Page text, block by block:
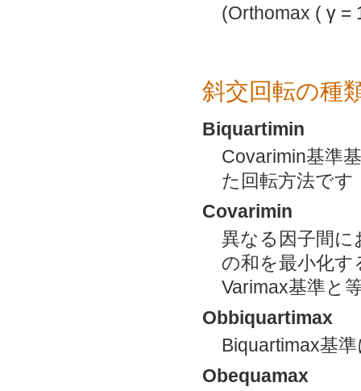
(Orthomax ( γ =
斜交回転の種
Biquartimin
Covarimin基準
た回転方法です
Covarimin
異なる因子間に
の和を最小化
Varimax基準と
Obbiquartimax
Biquartimax基
Obequamax